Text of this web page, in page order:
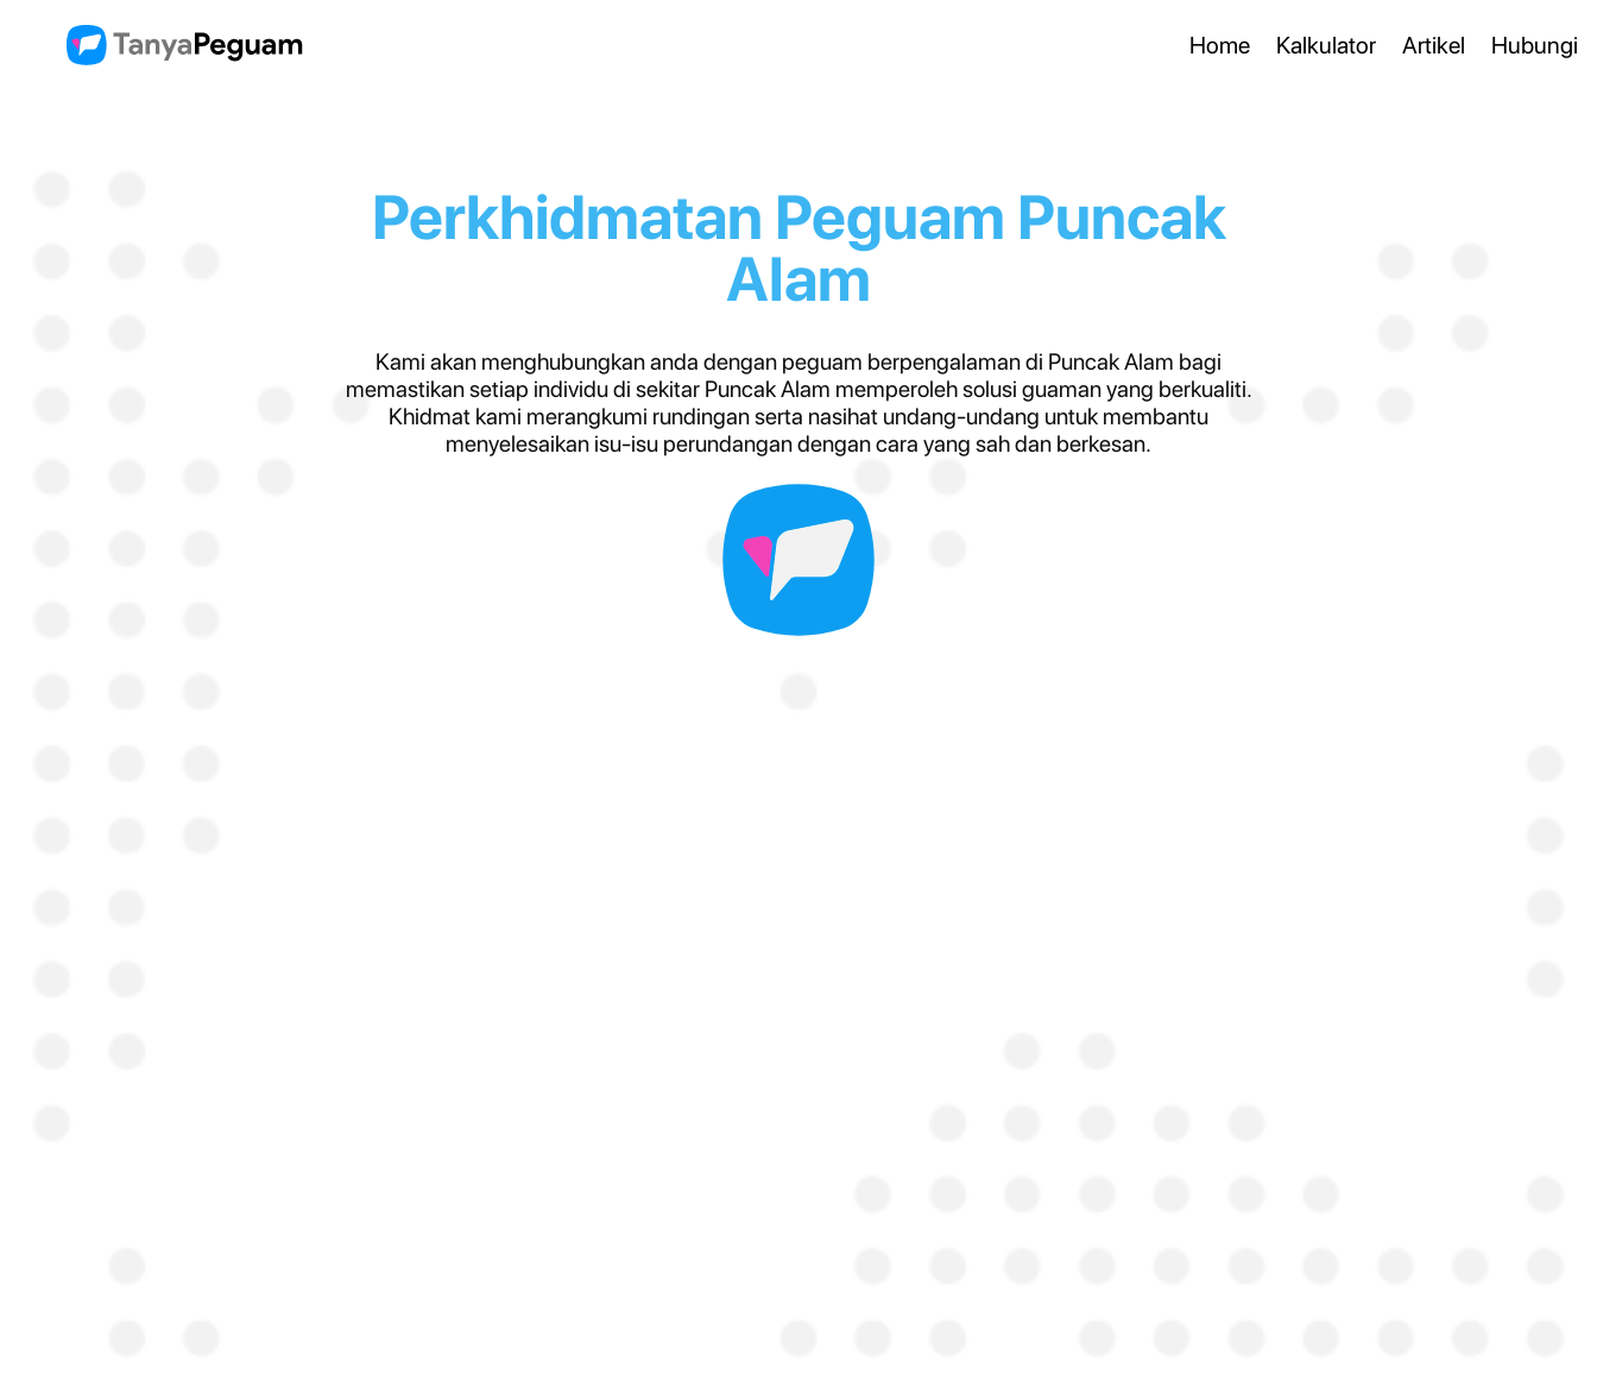
Home Kalkulator Artikel Hubungi
Perkhidmatan Peguam Puncak
Alam
Kami akan menghubungkan anda dengan peguam berpengalaman di Puncak Alam bagi
memastikan setiap individu di sekitar Puncak Alam memperoleh solusi guaman yang berkualiti.
Khidmat kami merangkumi rundingan serta nasihat undang-undang untuk membantu
menyelesaikan isu-isu perundangan dengan cara yang sah dan berkesan.